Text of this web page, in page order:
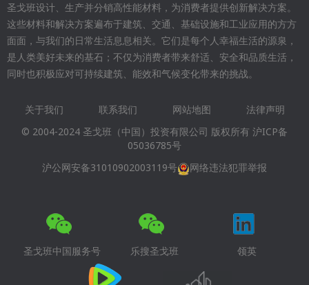
圣戈班设计、生产并分销高性能材料，为消费者提供创新解决方案。
这些材料和解决方案遍布于建筑、交通、基础设施和工业应用的方方
面面，与我们的日常生活息息相关。它们是每个人幸福生活的源泉，
是人类美好未来的基石；不仅为消费者带来舒适、安全和品质生活，
同时也积极应对可持续建筑、能效和气候变化带来的挑战。
Footer
menu
关于我们 联系我们 网站地图
法律声明
© 2004-2024 圣戈班（中国）投资有限公司 版权所有 沪ICP备
05036785号
沪公网安备31010902003119号
网络违法犯罪举报
圣戈班中国服务号 乐搜圣戈班 领英